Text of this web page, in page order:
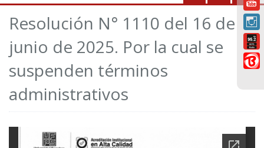
Resolución N° 1110 del 16 de
junio de 2025. Por la cual se
suspenden términos
administrativos